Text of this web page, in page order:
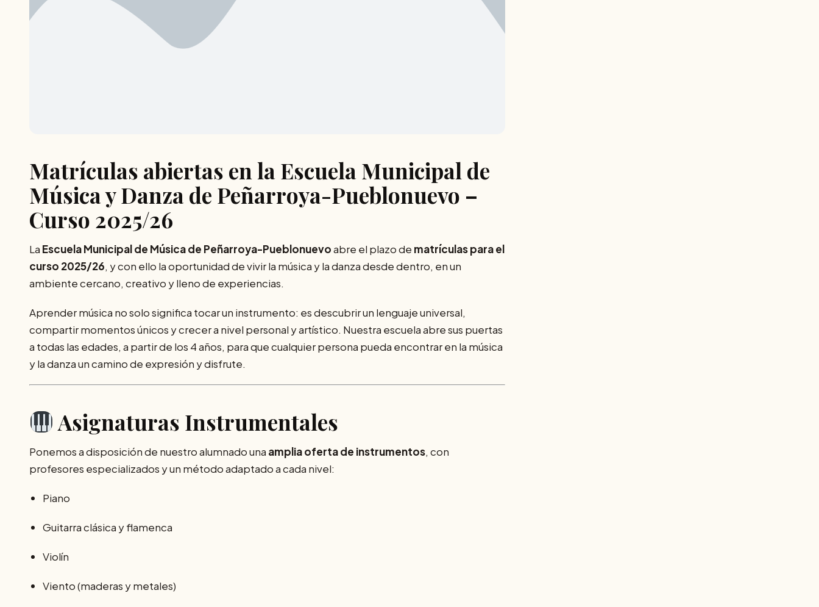
Matrículas abiertas en la Escuela Municipal de
Música y Danza de Peñarroya-Pueblonuevo –
Curso 2025/26
La Escuela Municipal de Música de Peñarroya-Pueblonuevoabre el plazo de matrículas para el
curso 2025/26, y con ello la oportunidad de vivir la música y la danza desde dentro, en un
ambiente cercano, creativo y lleno de experiencias.
Aprender música no solo significa tocar un instrumento: es descubrir un lenguaje universal,
compartir momentos únicos y crecer a nivel personal y artístico. Nuestra escuela abre sus puertas
a todas las edades, a partir de los 4 años, para que cualquier persona pueda encontrar en la música
y la danza un camino de expresión y disfrute.
Asignaturas Instrumentales
Ponemos a disposición de nuestro alumnado una amplia oferta de instrumentos, con
profesores especializados y un método adaptado a cada nivel:
Piano
Guitarra clásica y flamenca
Violín
Viento (maderas y metales)